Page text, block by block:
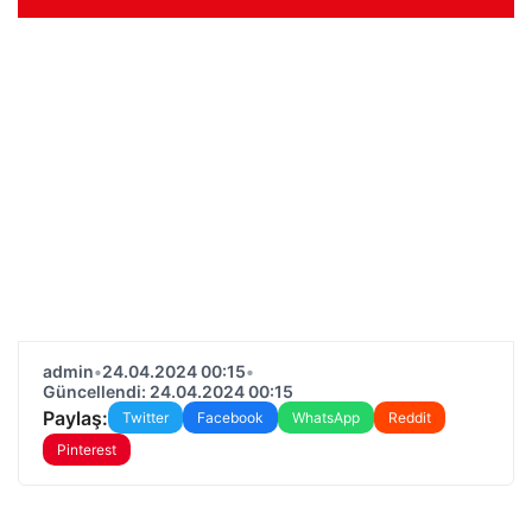
admin•24.04.2024 00:15•
Güncellendi: 24.04.2024 00:15
Paylaş: Twitter Facebook WhatsApp
Reddit
Pinterest